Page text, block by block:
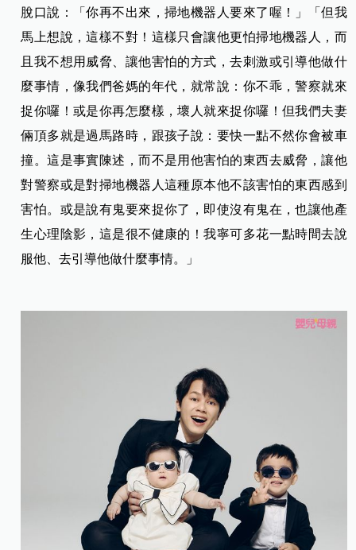
脫口說：「你再不出來，掃地機器人要來了喔！」「但我
馬上想說，這樣不對！這樣只會讓他更怕掃地機器人，而
且我不想用威脅、讓他害怕的方式，去刺激或引導他做什
麼事情，像我們爸媽的年代，就常說：你不乖，警察就來
捉你囉！或是你再怎麼樣，壞人就來捉你囉！但我們夫妻
倆頂多就是過馬路時，跟孩子說：要快一點不然你會被車
撞。這是事實陳述，而不是用他害怕的東西去威脅，讓他
對警察或是對掃地機器人這種原本他不該害怕的東西感到
害怕。或是說有鬼要來捉你了，即使沒有鬼在，也讓他產
生心理陰影，這是很不健康的！我寧可多花一點時間去說
服他、去引導他做什麼事情。」